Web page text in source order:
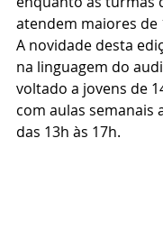
atendem maiores de
A novidade desta
na linguagem do
voltado a jovens de
com aulas semanais
das 13h às 17h.